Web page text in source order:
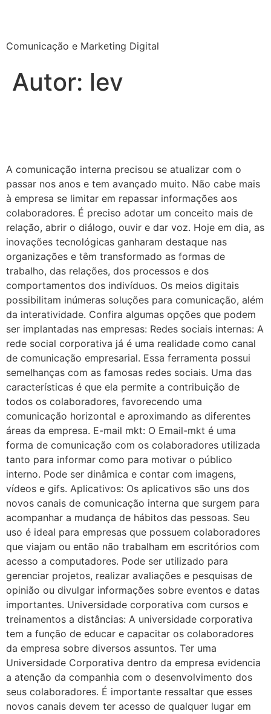
Comunicação e Marketing Digital
Autor: lev
A comunicação interna precisou se atualizar com o
passar nos anos e tem avançado muito. Não cabe mais
à empresa se limitar em repassar informações aos
colaboradores. É preciso adotar um conceito mais de
relação, abrir o diálogo, ouvir e dar voz. Hoje em dia, as
inovações tecnológicas ganharam destaque nas
organizações e têm transformado as formas de
trabalho, das relações, dos processos e dos
comportamentos dos indivíduos. Os meios digitais
possibilitam inúmeras soluções para comunicação, além
da interatividade. Confira algumas opções que podem
ser implantadas nas empresas: Redes sociais internas: A
rede social corporativa já é uma realidade como canal
de comunicação empresarial. Essa ferramenta possui
semelhanças com as famosas redes sociais. Uma das
características é que ela permite a contribuição de
todos os colaboradores, favorecendo uma
comunicação horizontal e aproximando as diferentes
áreas da empresa. E-mail mkt: O Email-mkt é uma
forma de comunicação com os colaboradores utilizada
tanto para informar como para motivar o público
interno. Pode ser dinâmica e contar com imagens,
vídeos e gifs. Aplicativos: Os aplicativos são uns dos
novos canais de comunicação interna que surgem para
acompanhar a mudança de hábitos das pessoas. Seu
uso é ideal para empresas que possuem colaboradores
que viajam ou então não trabalham em escritórios com
acesso a computadores. Pode ser utilizado para
gerenciar projetos, realizar avaliações e pesquisas de
opinião ou divulgar informações sobre eventos e datas
importantes. Universidade corporativa com cursos e
treinamentos a distâncias: A universidade corporativa
tem a função de educar e capacitar os colaboradores
da empresa sobre diversos assuntos. Ter uma
Universidade Corporativa dentro da empresa evidencia
a atenção da companhia com o desenvolvimento dos
seus colaboradores. É importante ressaltar que esses
novos canais devem ter acesso de qualquer lugar em